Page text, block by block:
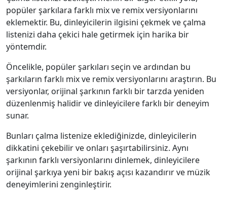
popüler şarkılara farklı mix ve remix versiyonlarını
eklemektir. Bu, dinleyicilerin ilgisini çekmek ve çalma
listenizi daha çekici hale getirmek için harika bir
yöntemdir.
Öncelikle, popüler şarkıları seçin ve ardından bu
şarkıların farklı mix ve remix versiyonlarını araştırın. Bu
versiyonlar, orijinal şarkının farklı bir tarzda yeniden
düzenlenmiş halidir ve dinleyicilere farklı bir deneyim
sunar.
Bunları çalma listenize eklediğinizde, dinleyicilerin
dikkatini çekebilir ve onları şaşırtabilirsiniz. Aynı
şarkının farklı versiyonlarını dinlemek, dinleyicilere
orijinal şarkıya yeni bir bakış açısı kazandırır ve müzik
deneyimlerini zenginleştirir.